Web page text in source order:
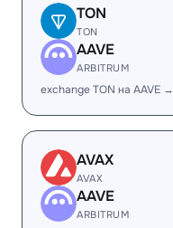
TON
TON
AAVE
ARBITRUM
exchange TON на AAVE →
AVAX
AVAX
AAVE
ARBITRUM